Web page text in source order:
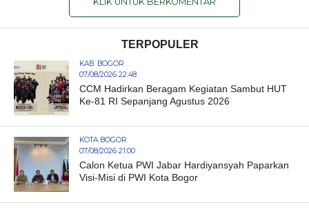
TERPOPULER
KAB. BOGOR
07/08/2026 22:48
CCM Hadirkan Beragam Kegiatan Sambut HUT
Ke-81 RI Sepanjang Agustus 2026
KOTA BOGOR
07/08/2026 21:00
Calon Ketua PWI Jabar Hardiyansyah Paparkan
Visi-Misi di PWI Kota Bogor